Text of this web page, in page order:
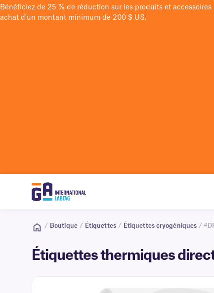
Bénéficiez de 25 % de réduction sur les produits et
achat d'un montant minimum de 200 $ US.
/ Boutique / Étiquettes / Étiquettes cryogéniques /
Étiquettes thermiques